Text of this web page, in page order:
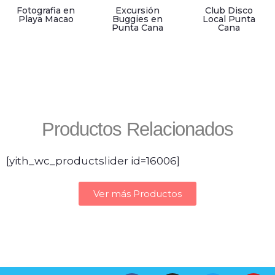
Fotografia en
Playa Macao
Excursión
Buggies en
Punta Cana
Club Disco
Local Punta
Cana
Productos Relacionados
[yith_wc_productslider id=16006]
Ver más Productos